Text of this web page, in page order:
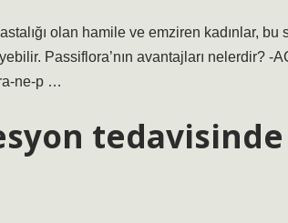
olan hamile ve emziren kadınlar, bu
Passiflora’nın avantajları nelerdir? -
ne-p …
tedavisinde